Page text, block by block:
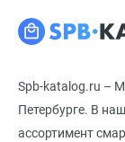
Spb-katalog.ru –
Петербурге. В
ассортимент